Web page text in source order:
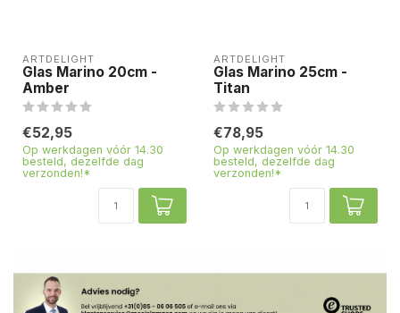
ARTDELIGHT
Glas Marino 20cm -
Amber
€52,95
Op werkdagen vóór 14.30
besteld, dezelfde dag
verzonden!*
ARTDELIGHT
Glas Marino 25cm -
Titan
€78,95
Op werkdagen vóór 14.30
besteld, dezelfde dag
verzonden!*